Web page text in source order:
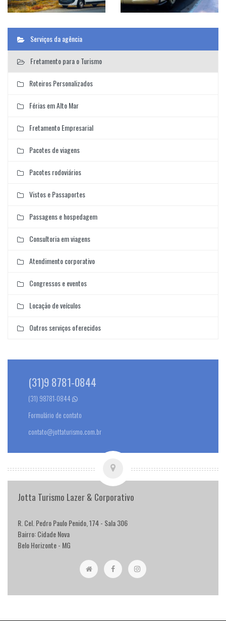
Serviços da agência
Fretamento para o Turismo
Roteiros Personalizados
Férias em Alto Mar
Fretamento Empresarial
Pacotes de viagens
Pacotes rodoviários
Vistos e Passaportes
Passagens e hospedagem
Consultoria em viagens
Atendimento corporativo
Congressos e eventos
Locação de veículos
Outros serviços oferecidos
(31)9 8781-0844
(31) 98781-0844
Formulário de contato
contato@jottaturismo.com.br
Jotta Turismo Lazer & Corporativo
R. Cel. Pedro Paulo Penido, 174 - Sala 306
Bairro: Cidade Nova
Belo Horizonte - MG